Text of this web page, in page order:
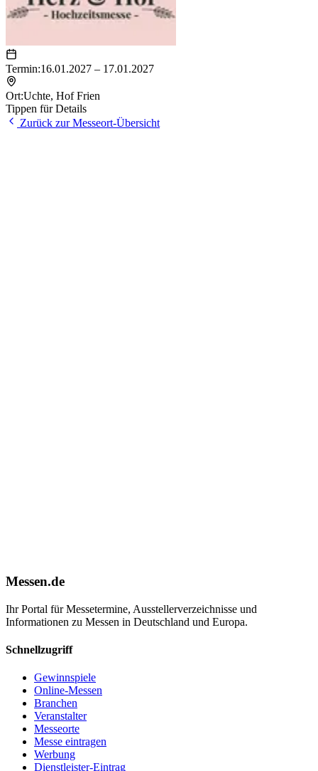
Termin:16.01.2027 – 17.01.2027
Ort:Uchte, Hof Frien
Tippen für Details
Zurück zur Messeort-Übersicht
Messen.de
Ihr Portal für Messetermine, Ausstellerverzeichnisse und
Informationen zu Messen in Deutschland und Europa.
Schnellzugriff
Gewinnspiele
Online-Messen
Branchen
Veranstalter
Messeorte
Messe eintragen
Werbung
Dienstleister-Eintrag